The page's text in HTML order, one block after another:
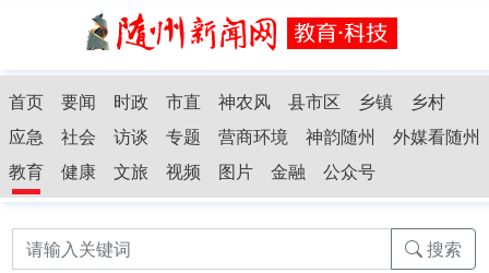
首页 要闻 时政 市直 神农风 县市区 乡镇
乡村
应急
社会 访谈 专题 营商环境 神韵随州
外媒看随州
教育
健康 文旅 视频 图片 金融 公众号
搜索